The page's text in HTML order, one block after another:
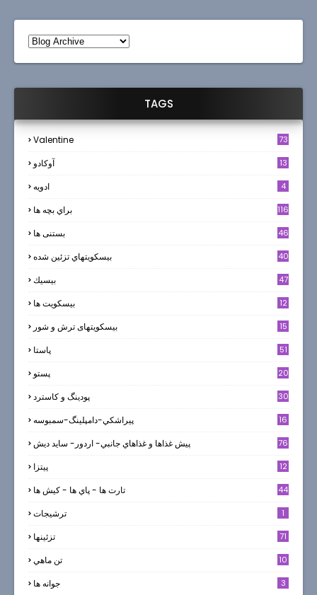
TAGS
Valentine 73
آوکادو 13
ادويه 4
براي بچه ها 116
بستنی ها 46
بيسكويتهاي تزئين شده 40
بيسيك 47
بیسکویت ها
12
بیسکویتهای ترش و شور 15
پاستا 51
پستو 20
پودینگ و کاسترد 30
پيراشكي-دامپلينگ-سمبوسه 16
پيش غذاها و غذاهاي جانبي- اردور- سايد ديش 76
پیتزا 12
تارت ها - پاي ها - كيش ها 44
ترشيجات 1
تزئینها 71
تن ماهي 10
جوانه ها 3